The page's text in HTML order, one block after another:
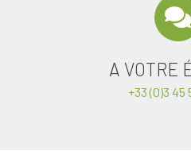
A VOTRE
+33 (0)3 45